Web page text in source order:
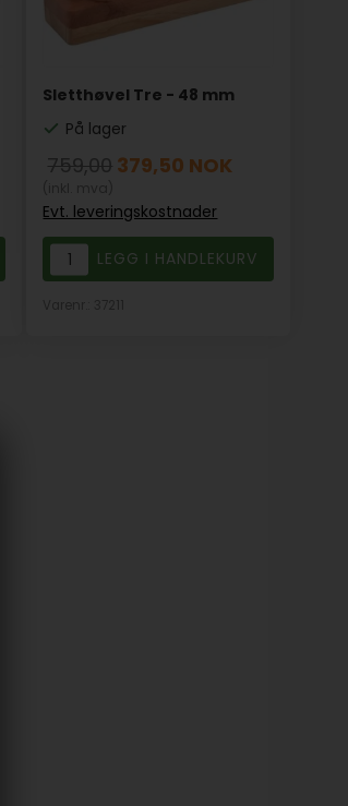
Sletthøvel Tre - 48 mm
På lager
759,00 379,50 NOK
Evt. leveringskostnader